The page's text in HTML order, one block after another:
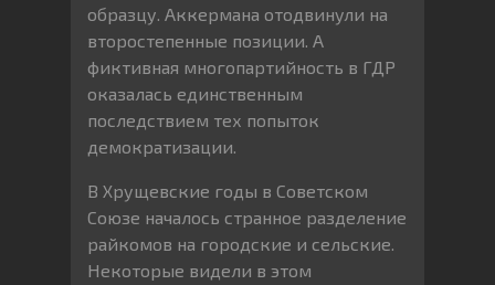
образцу. Аккермана отодвинули на
второстепенные позиции. А
фиктивная многопартийность в ГДР
оказалась единственным
последствием тех попыток
демократизации.
В Хрущевские годы в Советском
Союзе началось странное разделение
райкомов на городские и сельские.
Некоторые видели в этом